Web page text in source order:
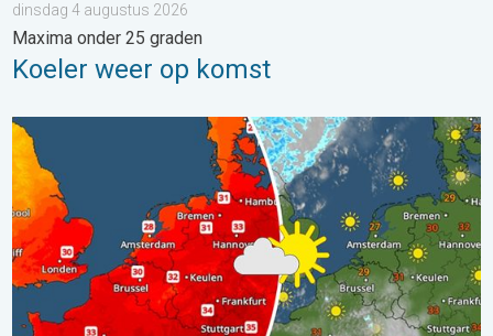
dinsdag 4 augustus 2026
Maxima onder 25 graden
Koeler weer op komst
Hoe is het elders in Europa?. Zomerse zondag. . . zondag 9